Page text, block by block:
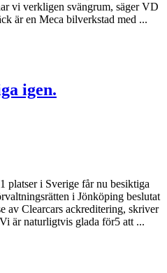
vi verkligen svängrum, säger VD
är en Meca bil­verkstad med ...
igen.
platser i Sverige får nu besiktiga
i Jönköping beslutat
av Clearcars ackreditering, skriver
är naturligtvis glada för5 att ...